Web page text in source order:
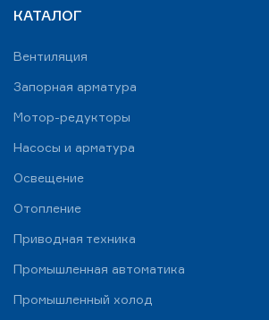
КАТАЛОГ
Вентиляция
Запорная арматура
Мотор-редукторы
Насосы и арматура
Освещение
Отопление
Приводная техника
Промышленная автоматика
Промышленный холод